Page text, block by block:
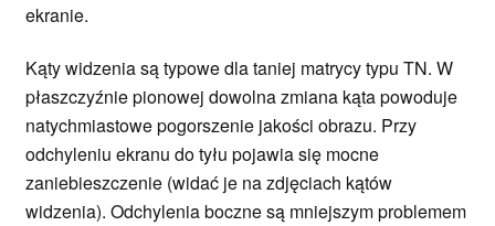
ekranie.
Kąty widzenia są typowe dla taniej matrycy typu TN. W
płaszczyźnie pionowej dowolna zmiana kąta powoduje
natychmiastowe pogorszenie jakości obrazu. Przy
odchyleniu ekranu do tyłu pojawia się mocne
zaniebieszczenie (widać je na zdjęciach kątów
widzenia). Odchylenia boczne są mniejszym problemem